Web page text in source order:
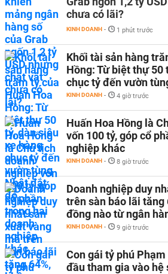
chưa có lãi?
KINH DOANH - 1 phút trước
Khối tài sản hàng
Hồng: Từ biệt thự 50
chục tỷ đến vườn
KINH DOANH - 4 giờ trước
Huấn Hoa Hồng là
vốn 100 tỷ, góp cổ
nghiệp khác
KINH DOANH - 8 giờ trước
Doanh nghiệp duy
trên sàn báo lãi tăng
đồng nào từ ngân
KINH DOANH - 9 giờ trước
Con gái tỷ phú
đầu tham gia vào